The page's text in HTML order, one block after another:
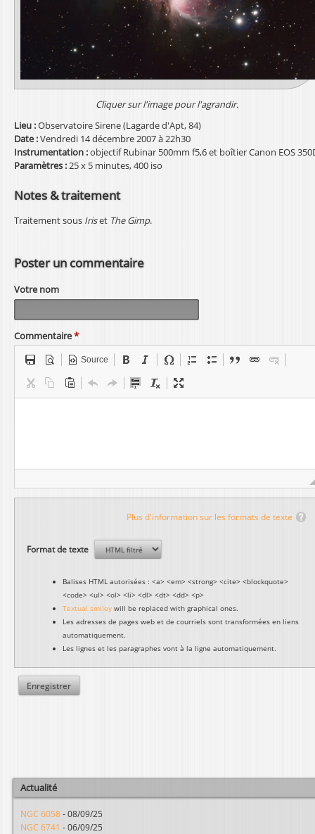
Cliquer sur l'image pour l'agrandir.
Lieu :Observatoire Sirene (Lagarde d'Apt, 84)
Date :Vendredi 14 décembre 2007 à 22h30
Instrumentation :objectif Rubinar 500mm f5,6 et boîtier Canon EOS
Paramètres : 25 x 5 minutes, 400 iso
Notes & traitement
Traitement sous Iriset The Gimp.
Poster un commentaire
Votre nom
Commentaire*
Source
Plus d'information sur les formats de texte
Format de texte
Balises HTML autorisées : <a> <em> <strong> <cite> <blockquote>
<code> <ul> <ol> <li> <dl> <dt> <dd> <p>
Textual smiley will be replaced with graphical ones.
Les adresses de pages web et de courriels sont transformées en liens
automatiquement.
Les lignes et les paragraphes vont à la ligne automatiquement.
Actualité
NGC 6058 - 08/09/25
NGC 6741 - 06/09/25